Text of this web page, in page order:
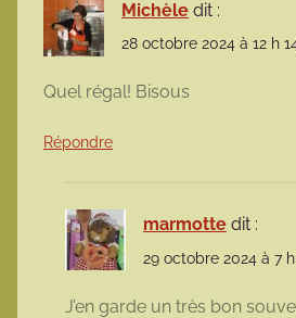
Michèle dit :
28 octobre 2024 à 12 h
Quel régal! Bisous
Répondre
marmotte dit :
29 octobre 2024 à 7
J’en garde un très bon